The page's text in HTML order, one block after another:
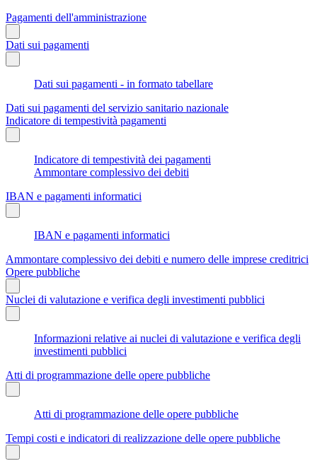
Pagamenti dell'amministrazione
Dati sui pagamenti
Dati sui pagamenti - in formato tabellare
Dati sui pagamenti del servizio sanitario nazionale
Indicatore di tempestività pagamenti
Indicatore di tempestività dei pagamenti
Ammontare complessivo dei debiti
IBAN e pagamenti informatici
IBAN e pagamenti informatici
Ammontare complessivo dei debiti e numero delle imprese creditrici
Opere pubbliche
Nuclei di valutazione e verifica degli investimenti pubblici
Informazioni relative ai nuclei di valutazione e verifica degli
investimenti pubblici
Atti di programmazione delle opere pubbliche
Atti di programmazione delle opere pubbliche
Tempi costi e indicatori di realizzazione delle opere pubbliche